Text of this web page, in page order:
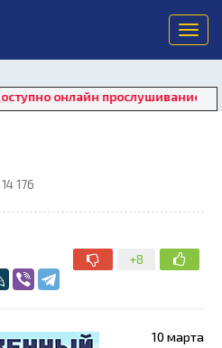
прослушивание. Для
14 176
+8
10 марта